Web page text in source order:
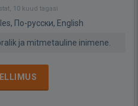
10 kuud tagasi
По-русски, English
ja mitmetauline inimene.